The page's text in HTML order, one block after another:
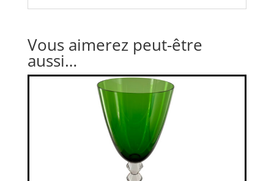
Vous aimerez peut-être
aussi…